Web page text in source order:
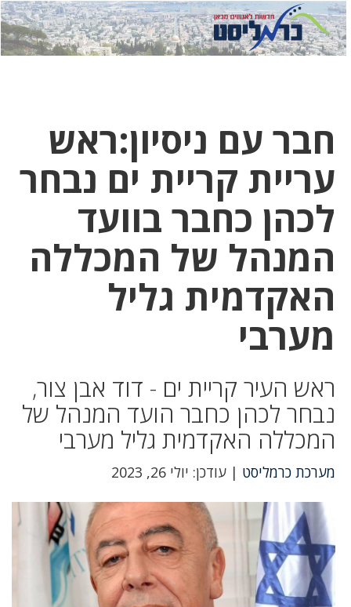
לחץ
כאן
לחץ
כדי
חבר עם ניסיון:ראש
עריית קריית ים נבחר
לכהן כחבר בוועד
המנהל של המכללה
האקדמית גליל
מערבי
ראש העיר קריית ים - דוד אבן צור,
נבחר לכהן כחבר הועד המנהל של
המכללה האקדמית גליל מערבי
מערכת כרמליסט | עודכן: יולי 26, 2023